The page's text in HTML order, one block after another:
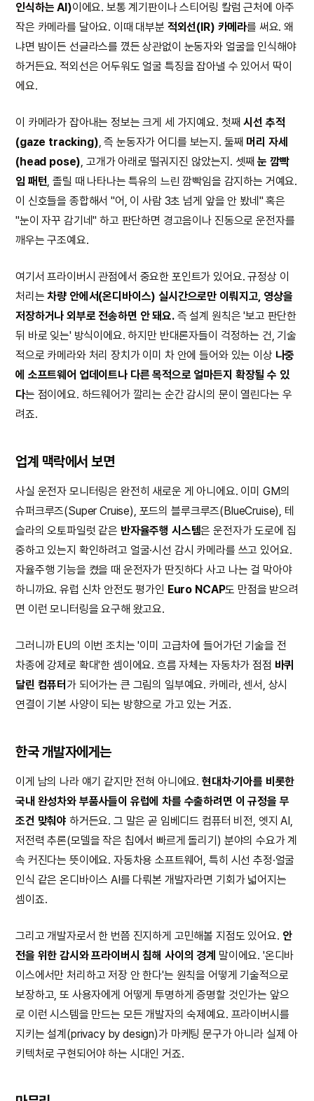
인식하는 AI)이에요. 보통 계기판이나 스티어링 칼럼 근처에 아주
작은 카메라를 달아요. 이때 대부분 적외선(IR) 카메라를 써요. 왜
냐면 밤이든 선글라스를 꼈든 상관없이 눈동자와 얼굴을 인식해야
하거든요. 적외선은 어두워도 얼굴 특징을 잡아낼 수 있어서 딱이
에요.
이 카메라가 잡아내는 정보는 크게 세 가지예요. 첫째시선 추적
(gaze tracking), 즉 눈동자가 어디를 보는지. 둘째 머리 자세
(head pose), 고개가 아래로 떨궈지진 않았는지. 셋째눈 깜빡
임 패턴, 졸릴 때 나타나는 특유의 느린 깜빡임을 감지하는 거예요.
이 신호들을 종합해서 "어, 이 사람 3초 넘게 앞을 안 봤네" 혹은
"눈이 자꾸 감기네" 하고 판단하면 경고음이나 진동으로 운전자를
깨우는 구조예요.
여기서 프라이버시 관점에서 중요한 포인트가 있어요. 규정상 이
처리는차량 안에서(온디바이스) 실시간으로만 이뤄지고, 영상을
저장하거나 외부로 전송하면 안 돼요.즉 설계 원칙은 '보고 판단한
뒤 바로 잊는' 방식이에요. 하지만 반대론자들이 걱정하는 건, 기술
적으로 카메라와 처리 장치가 이미 차 안에 들어와 있는 이상 나중
에 소프트웨어 업데이트나 다른 목적으로 얼마든지 확장될 수 있
다는 점이에요. 하드웨어가 깔리는 순간 감시의 문이 열린다는 우
려죠.
업계 맥락에서 보면
사실 운전자 모니터링은 완전히 새로운 게 아니에요. 이미 GM의
슈퍼크루즈(Super Cruise), 포드의 블루크루즈(BlueCruise), 테
슬라의 오토파일럿 같은 반자율주행 시스템은 운전자가 도로에 집
중하고 있는지 확인하려고 얼굴·시선 감시 카메라를 쓰고 있어요.
자율주행 기능을 켰을 때 운전자가 딴짓하다 사고 나는 걸 막아야
하니까요. 유럽 신차 안전도 평가인 Euro NCAP도 만점을 받으려
면 이런 모니터링을 요구해 왔고요.
그러니까 EU의 이번 조치는 '이미 고급차에 들어가던 기술을 전
차종에 강제로 확대'한 셈이에요. 흐름 자체는 자동차가 점점 바퀴
달린 컴퓨터 가 되어가는 큰 그림의 일부예요. 카메라, 센서, 상시
연결이 기본 사양이 되는 방향으로 가고 있는 거죠.
한국 개발자에게는
이게 남의 나라 얘기 같지만 전혀 아니에요. 현대차·기아를 비롯한
국내 완성차와 부품사들이 유럽에 차를 수출하려면 이 규정을 무
조건 맞춰야 하거든요. 그 말은 곧 임베디드 컴퓨터 비전, 엣지 AI,
저전력 추론(모델을 작은 칩에서 빠르게 돌리기) 분야의 수요가 계
속 커진다는 뜻이에요. 자동차용 소프트웨어, 특히 시선 추정·얼굴
인식 같은 온디바이스 AI를 다뤄본 개발자라면 기회가 넓어지는
셈이죠.
그리고 개발자로서 한 번쯤 진지하게 고민해볼 지점도 있어요. 안
전을 위한 감시와 프라이버시 침해 사이의 경계 말이에요. '온디바
이스에서만 처리하고 저장 안 한다'는 원칙을 어떻게 기술적으로
보장하고, 또 사용자에게 어떻게 투명하게 증명할 것인가는 앞으
로 이런 시스템을 만드는 모든 개발자의 숙제예요. 프라이버시를
지키는 설계(privacy by design)가 마케팅 문구가 아니라 실제 아
키텍처로 구현되어야 하는 시대인 거죠.